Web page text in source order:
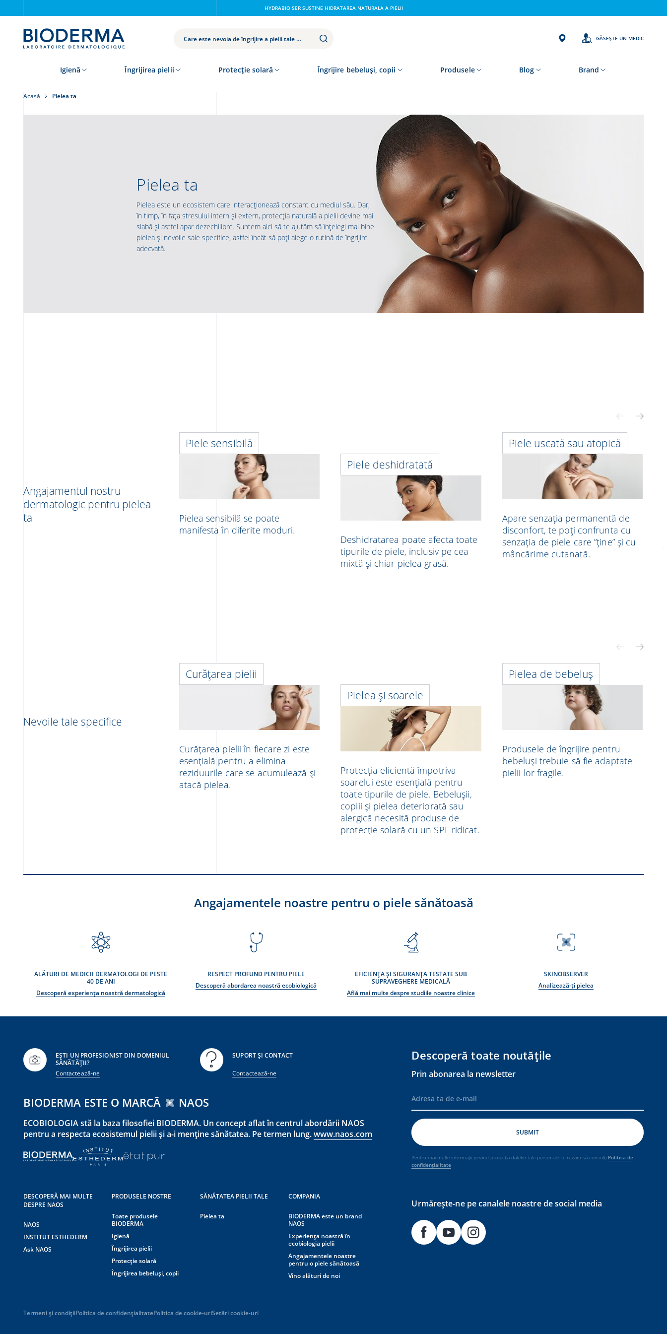
HYDRABIO SER SUSTINE HIDRATAREA NATURALA A PIELII
CAUTĂ GĂSEȘTE UN MEDIC
Igienă Îngrijirea pielii Protecție solară Îngrijire bebeluși, copii Produsele Blog Brand
Acasă Pielea ta
Pielea ta
Pielea este un ecosistem care interacționează constant cu mediul său. Dar,
în timp, în fața stresului intern și extern, protecția naturală a pielii devine mai
slabă și astfel apar dezechilibre. Suntem aici să te ajutăm să înțelegi mai bine
pielea și nevoile sale specifice, astfel încât să poți alege o rutină de îngrijire
adecvată.
Angajamentul nostru
dermatologic pentru pielea
ta
Piele sensibilă
Pielea sensibilă se poate
manifesta în diferite moduri.
Piele deshidratată
Deshidratarea poate afecta toate
tipurile de piele, inclusiv pe cea
mixtă și chiar pielea grasă.
Piele uscată sau atopică
Apare senzația permanentă de
disconfort, te poți confrunta cu
senzația de piele care ”ține” și cu
mâncărime cutanată.
Nevoile tale specifice
Curățarea pielii
Curățarea pielii în fiecare zi este
esențială pentru a elimina
reziduurile care se acumulează și
atacă pielea.
Pielea și soarele
Protecția eficientă împotriva
soarelui este esențială pentru
toate tipurile de piele. Bebelușii,
copiii și pielea deteriorată sau
alergică necesită produse de
protecție solară cu un SPF ridicat.
Pielea de bebeluș
Produsele de îngrijire pentru
bebeluși trebuie să fie adaptate
pielii lor fragile.
Angajamentele noastre pentru o piele sănătoasă
ALĂTURI DE MEDICII DERMATOLOGI DE PESTE
40 DE ANI
Descoperă experiența noastră dermatologică
RESPECT PROFUND PENTRU PIELE
Descoperă abordarea noastră ecobiologică
EFICIENȚA ȘI SIGURANȚA TESTATE SUB
SUPRAVEGHERE MEDICALĂ
Află mai multe despre studiile noastre clinice
SKINOBSERVER
Analizează-ți pielea
EȘTI UN PROFESIONIST DIN DOMENIUL
SĂNĂTĂȚII?
Contactează-ne
SUPORT ȘI CONTACT
Contactează-ne
Descoperă toate noutățile
Prin abonarea la newsletter
Pentru mai multe informații privind protecția datelor tale personale, te rugăm să consulți Politica de
confidențialitate
Urmărește-ne pe canalele noastre de social media
BIODERMA ESTE O MARCĂ NAOS
ECOBIOLOGIA stă la baza filosofiei BIODERMA. Un concept aflat în centrul abordării NAOS
pentru a respecta ecosistemul pielii și a-i menține sănătatea. Pe termen lung.www.naos.com
DESCOPERĂ MAI MULTE
DESPRE NAOS
NAOS
INSTITUT ESTHEDERM
Ask NAOS
PRODUSELE NOSTRE
Toate produsele
BIODERMA
Igienă
Îngrijirea pielii
Protecție solară
Îngrijirea bebeluși, copii
SĂNĂTATEA PIELII TALE
Pielea ta
COMPANIA
BIODERMA este un brand
NAOS
Experiența noastră în
ecobiologia pielii
Angajamentele noastre
pentru o piele sănătoasă
Vino alături de noi
Termeni și condițiiPolitica de confidențialitatePolitica de cookie-uriSetări cookie-uri